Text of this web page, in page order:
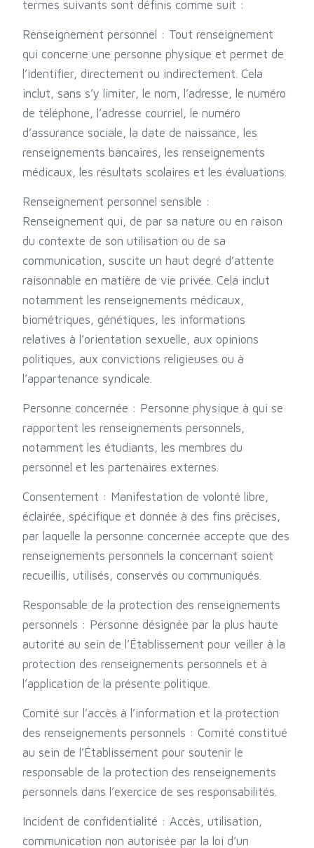
termes suivants sont définis comme suit :
Renseignement personnel : Tout renseignement
qui concerne une personne physique et permet de
l’identifier, directement ou indirectement. Cela
inclut, sans s’y limiter, le nom, l’adresse, le numéro
de téléphone, l’adresse courriel, le numéro
d’assurance sociale, la date de naissance, les
renseignements bancaires, les renseignements
médicaux, les résultats scolaires et les évaluations.
Renseignement personnel sensible :
Renseignement qui, de par sa nature ou en raison
du contexte de son utilisation ou de sa
communication, suscite un haut degré d’attente
raisonnable en matière de vie privée. Cela inclut
notamment les renseignements médicaux,
biométriques, génétiques, les informations
relatives à l’orientation sexuelle, aux opinions
politiques, aux convictions religieuses ou à
l’appartenance syndicale.
Personne concernée : Personne physique à qui se
rapportent les renseignements personnels,
notamment les étudiants, les membres du
personnel et les partenaires externes.
Consentement : Manifestation de volonté libre,
éclairée, spécifique et donnée à des fins précises,
par laquelle la personne concernée accepte que des
renseignements personnels la concernant soient
recueillis, utilisés, conservés ou communiqués.
Responsable de la protection des renseignements
personnels : Personne désignée par la plus haute
autorité au sein de l’Établissement pour veiller à la
protection des renseignements personnels et à
l’application de la présente politique.
Comité sur l’accès à l’information et la protection
des renseignements personnels : Comité constitué
au sein de l’Établissement pour soutenir le
responsable de la protection des renseignements
personnels dans l’exercice de ses responsabilités.
Incident de confidentialité : Accès, utilisation,
communication non autorisée par la loi d’un